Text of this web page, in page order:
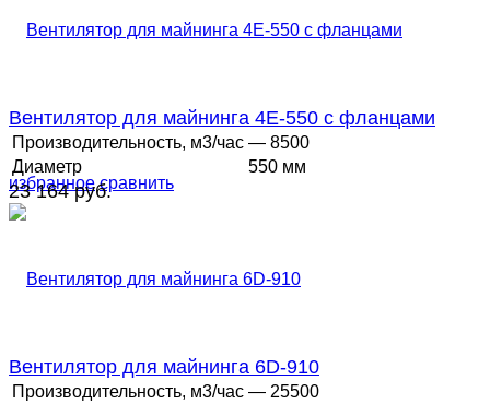
избранное сравнить
Вентилятор для майнинга 4E-550 с фланцами
Производительность, м3/час — 8500
Диаметр
550 мм
23 164 руб.
Вентилятор для майнинга 6D-910
Производительность, м3/час — 25500